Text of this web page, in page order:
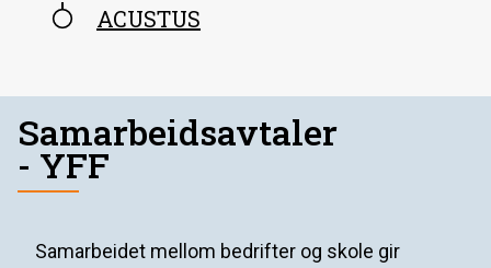
ACUSTUS
Samarbeidsavtaler
- YFF
Samarbeidet mellom bedrifter og skole gir